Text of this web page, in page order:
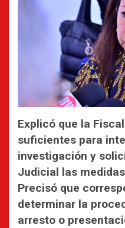
Explicó que la
suficientes para
investigación y
Judicial las
Precisó que
determinar la
arresto o